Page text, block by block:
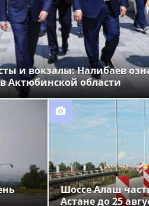
и вокзалы: Налибаев
Актюбинской области
Шоссе Алаш
Астане до 25